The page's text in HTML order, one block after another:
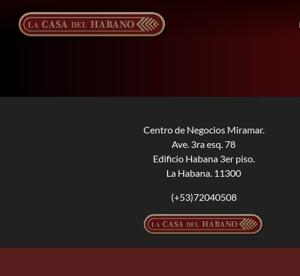
contenido
Centro de Negocios Miramar.
Ave. 3ra esq. 78
Edificio Habana 3er piso.
La Habana. 11300
(+53)72040508